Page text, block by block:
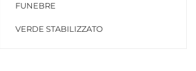
FUNEBRE
VERDE STABILIZZATO